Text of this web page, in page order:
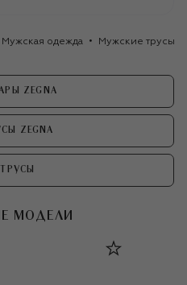
Мужская одежда Мужские трусы
ZEGNA
ZEGNA
МОДЕЛИ